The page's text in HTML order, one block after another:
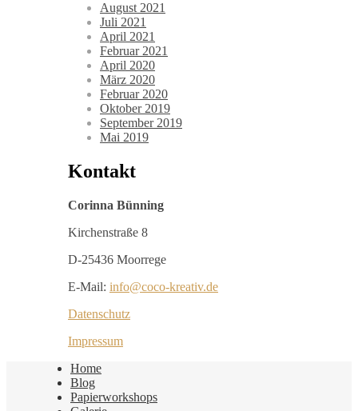
August 2021
Juli 2021
April 2021
Februar 2021
April 2020
März 2020
Februar 2020
Oktober 2019
September 2019
Mai 2019
Kontakt
Corinna Bünning
Kirchenstraße 8
D-25436 Moorrege
E-Mail: info@coco-kreativ.de
Datenschutz
Impressum
Home
Blog
Papierworkshops